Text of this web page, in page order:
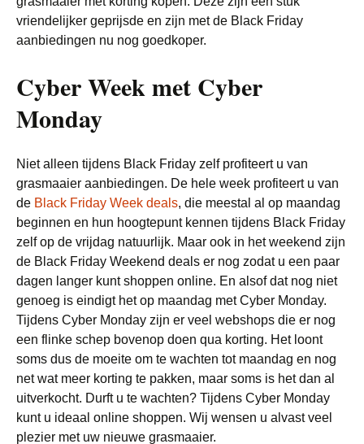
vriendelijker geprijsde en zijn met de Black Friday
aanbiedingen nu nog goedkoper.
Cyber Week met Cyber
Monday
Niet alleen tijdens Black Friday zelf profiteert u van
grasmaaier aanbiedingen. De hele week profiteert u van
de Black Friday Week deals, die meestal al op maandag
beginnen en hun hoogtepunt kennen tijdens Black Friday
zelf op de vrijdag natuurlijk. Maar ook in het weekend zijn
de Black Friday Weekend deals er nog zodat u een paar
dagen langer kunt shoppen online. En alsof dat nog niet
genoeg is eindigt het op maandag met Cyber Monday.
Tijdens Cyber Monday zijn er veel webshops die er nog
een flinke schep bovenop doen qua korting. Het loont
soms dus de moeite om te wachten tot maandag en nog
net wat meer korting te pakken, maar soms is het dan al
uitverkocht. Durft u te wachten? Tijdens Cyber Monday
kunt u ideaal online shoppen. Wij wensen u alvast veel
plezier met uw nieuwe grasmaaier.